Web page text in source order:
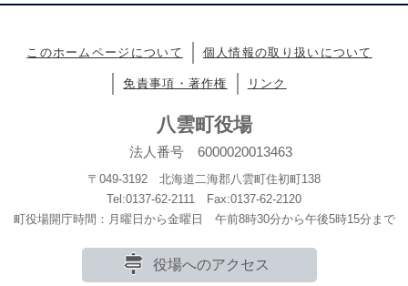
このホームページについて 個人情報の取り扱いについて
免責事項・著作権 リンク
八雲町役場
法人番号 6000020013463
〒049-3192 北海道二海郡八雲町住初町138
Tel:0137-62-2111 Fax:0137-62-2120
町役場開庁時間：月曜日から金曜日 午前8時30分から午後5時15分まで
役場へのアクセス